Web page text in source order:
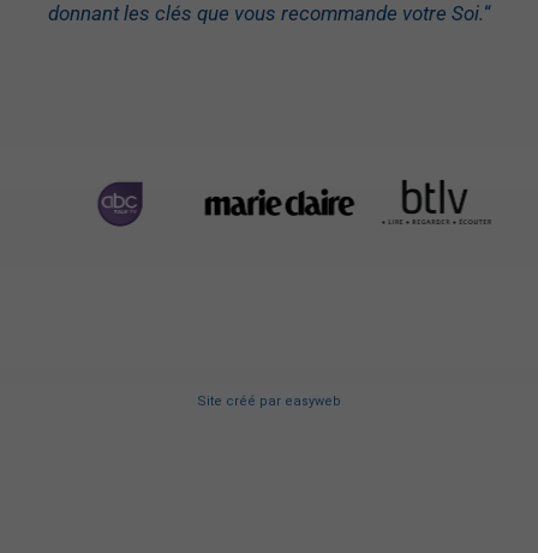
donnant les clés que vous recommande votre Soi.“
Site créé par easyweb